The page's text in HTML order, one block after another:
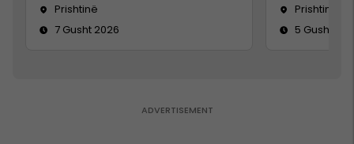
Prishtinë
7 Gusht 2026
Prishtinë
5 Gusht